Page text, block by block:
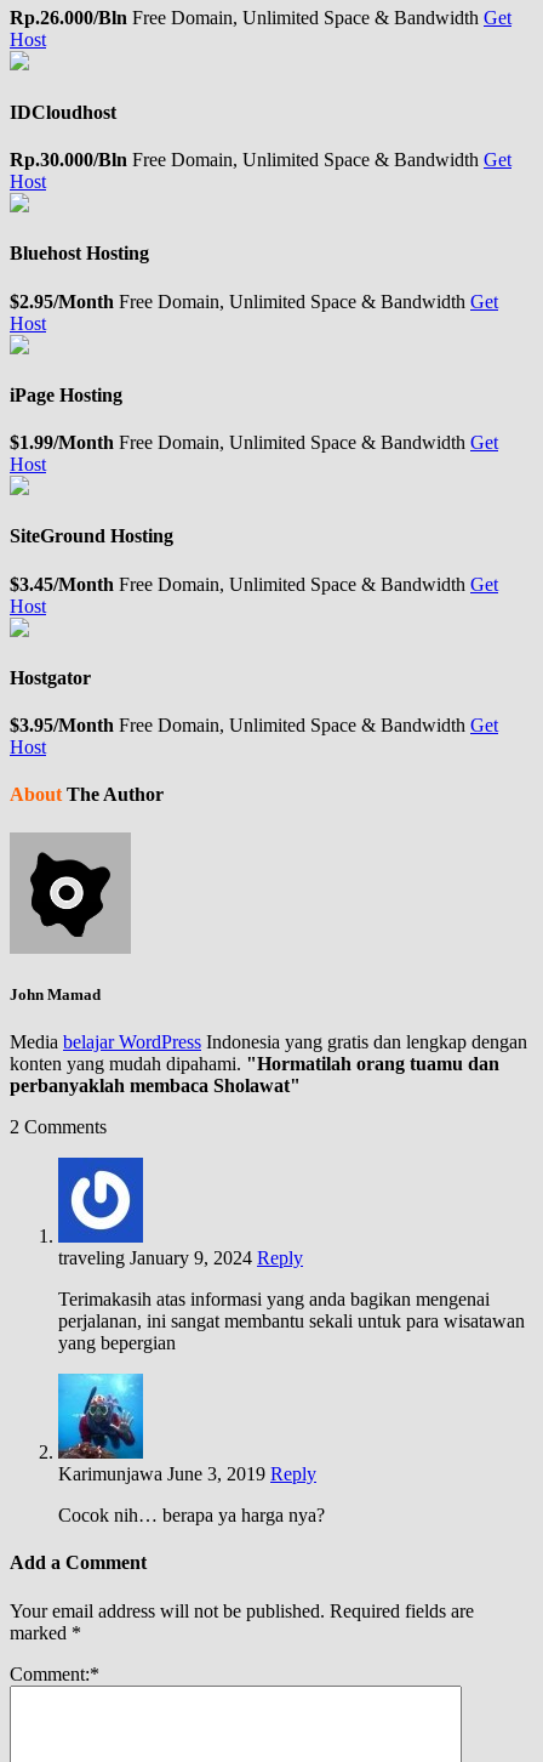
Rp.26.000/Bln Free Domain, Unlimited Space & Bandwidth Get
Host
IDCloudhost
Rp.30.000/Bln Free Domain, Unlimited Space & Bandwidth Get
Host
Bluehost Hosting
$2.95/Month Free Domain, Unlimited Space & Bandwidth Get
Host
iPage Hosting
$1.99/Month Free Domain, Unlimited Space & Bandwidth Get
Host
SiteGround Hosting
$3.45/Month Free Domain, Unlimited Space & Bandwidth Get
Host
Hostgator
$3.95/Month Free Domain, Unlimited Space & Bandwidth Get
Host
About The Author
John Mamad
Media belajar WordPress Indonesia yang gratis dan lengkap dengan
konten yang mudah dipahami. "Hormatilah orang tuamu dan
perbanyaklah membaca Sholawat"
2 Comments
traveling January 9, 2024 Reply
Terimakasih atas informasi yang anda bagikan mengenai
perjalanan, ini sangat membantu sekali untuk para wisatawan
yang bepergian
Karimunjawa June 3, 2019 Reply
Cocok nih… berapa ya harga nya?
Add a Comment
Your email address will not be published. Required fields are
marked *
Comment:*